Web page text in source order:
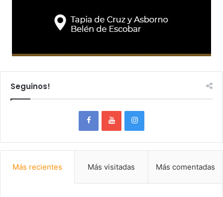
Seguinos!
Más recientes Más visitadas Más comentadas